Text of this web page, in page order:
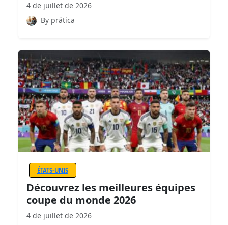
4 de juillet de 2026
By prática
ÉTATS-UNIS
Découvrez les meilleures équipes
coupe du monde 2026
4 de juillet de 2026